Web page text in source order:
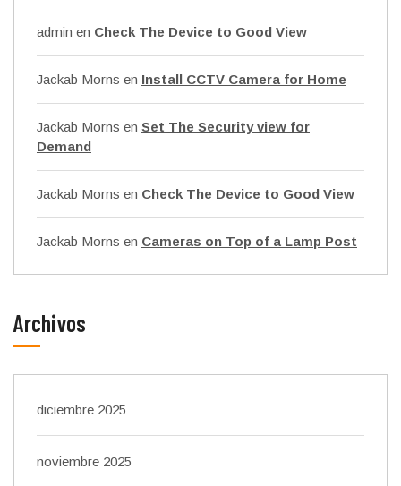
admin en Check The Device to Good View
Jackab Morns en Install CCTV Camera for Home
Jackab Morns en Set The Security view for
Demand
Jackab Morns en Check The Device to Good View
Jackab Morns en Cameras on Top of a Lamp Post
Archivos
diciembre 2025
noviembre 2025